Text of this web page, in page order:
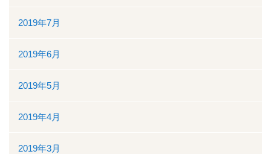
2019年7月
2019年6月
2019年5月
2019年4月
2019年3月